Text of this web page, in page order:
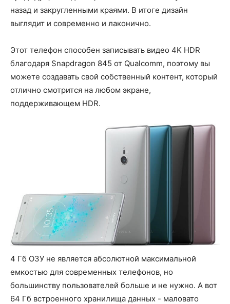
назад и закругленными краями. В итоге дизайн
выглядит и современно и лаконично.
Этот телефон способен записывать видео 4K HDR
благодаря Snapdragon 845 от Qualcomm, поэтому вы
можете создавать свой собственный контент, который
отлично смотрится на любом экране,
поддерживающем HDR.
4 Гб ОЗУ не является абсолютной максимальной
емкостью для современных телефонов, но
большинству пользователей больше и не нужно. А вот
64 Гб встроенного хранилища данных - маловато